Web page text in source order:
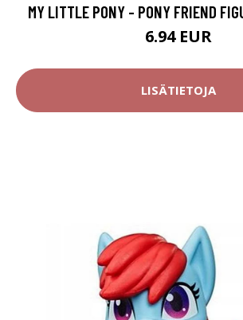
MY LITTLE PONY - PONY FRIEND
6.94 EUR
LISÄTIETOJA